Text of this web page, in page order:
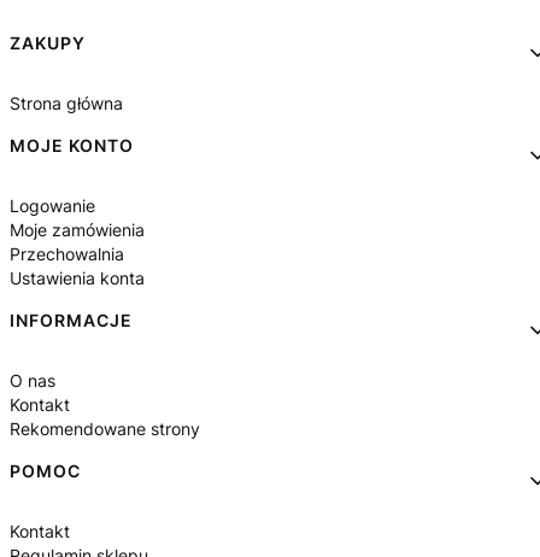
Linki w stopce
ZAKUPY
Strona główna
MOJE KONTO
Logowanie
Moje zamówienia
Przechowalnia
Ustawienia konta
INFORMACJE
O nas
Kontakt
Rekomendowane strony
POMOC
Kontakt